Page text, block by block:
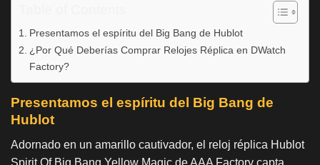
Presentamos el espíritu del Big Bang de Hublot
¿Por Qué Deberías Comprar Relojes Réplica en DWatch
Factory?
Presentamos el espíritu del Big Bang de
Hublot
Adornado en un amarillo cautivador, el reloj réplica Hublot
Spirit Of Big Bang Yellow Magic de AAA Factory capta